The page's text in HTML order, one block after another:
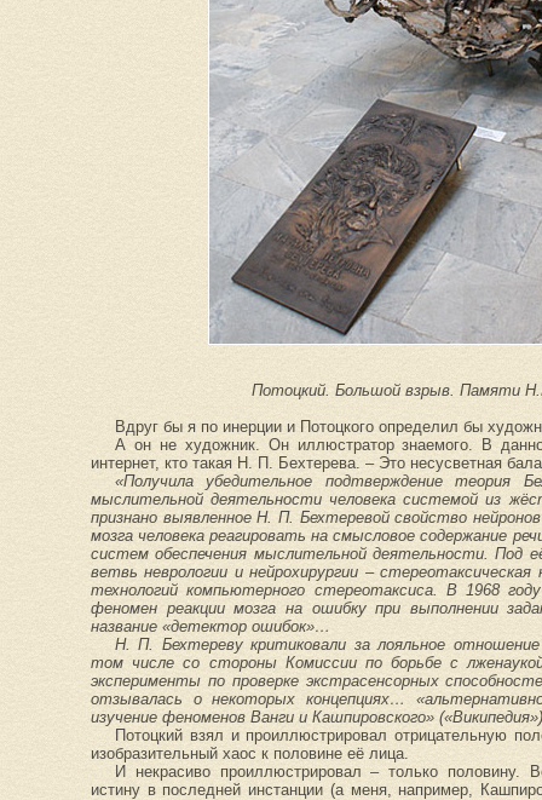
Потоцкий. Большой взрыв. Памяти
Вдруг бы я по инерции и Потоцкого определил бы
А он не художник. Он иллюстратор знаемого. В
интернет, кто такая Н. П. Бехтерева. – Это несусветная
«Получила убедительное подтверждение теория
мыслительной деятельности человека системой из
признано выявленное Н. П. Бехтеревой свойство нейронов
мозга человека реагировать на смысловое содержание
систем обеспечения мыслительной деятельности. Под
ветвь неврологии и нейрохирургии – стереотаксическая
технологий компьютерного стереотаксиса. В 1968
феномен реакции мозга на ошибку при выполнении
название «детектор ошибок»…
Н. П. Бехтереву критиковали за лояльное
том числе со стороны Комиссии по борьбе с
эксперименты по проверке экстрасенсорных
отзывалась о некоторых концепциях…
изучение феноменов Ванги и Кашпировского»
Потоцкий взял и проиллюстрировал отрицательную
изобразительный хаос к половине её лица.
И некрасиво проиллюстрировал – только половину.
истину в последней инстанции (а меня, например,